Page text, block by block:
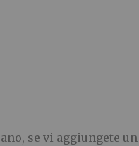
se vi aggiungete